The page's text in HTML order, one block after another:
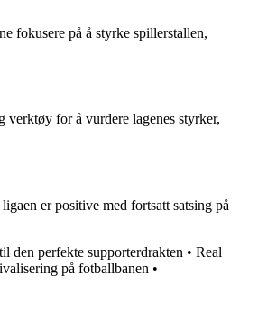
fokusere på å styrke spillerstallen,
verktøy for å vurdere lagenes styrker,
er positive med fortsatt satsing på
den perfekte supporterdrakten • Real
på fotballbanen •